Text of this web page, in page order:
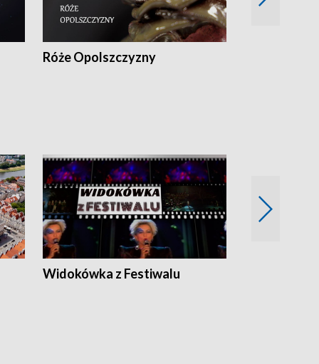
Róże Opolszczyzny
Widokówka z Festiwalu